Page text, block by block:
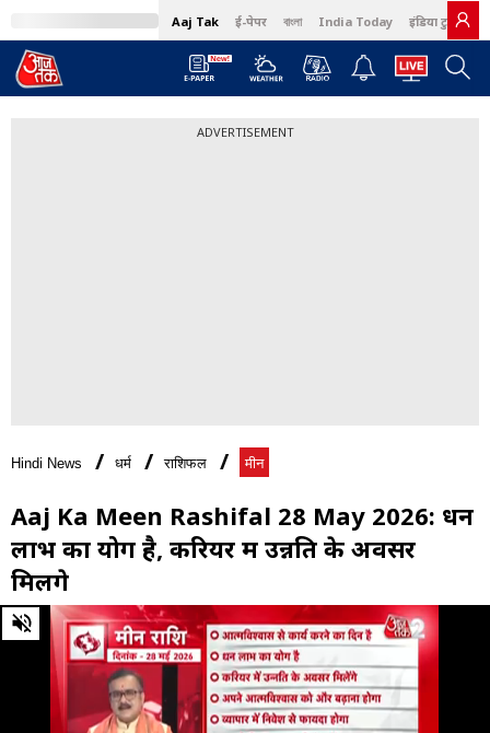
Aaj Tak ई-पेपर বাংলা India Today इंडिया टुडे हिंदी
ADVERTISEMENT
Hindi News धर्म राशिफल मीन
Aaj Ka Meen Rashifal 28 May 2026: धन
लाभ का योग है, करियर में उन्नति के अवसर
मिलेंगे
0
of
minute,
seconds